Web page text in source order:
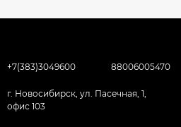
+7(383)3049600 88006005470
г. Новосибирск, ул. Пасечная, 1,
офис 103